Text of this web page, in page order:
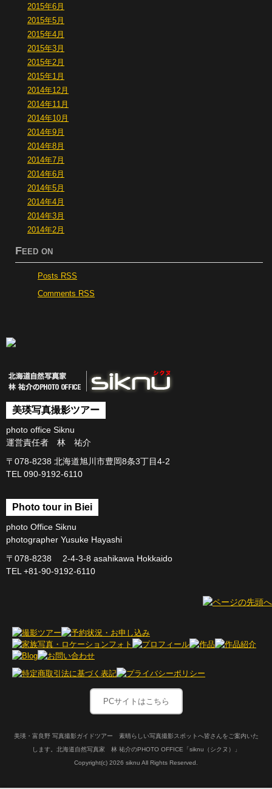
2015年6月
2015年5月
2015年4月
2015年3月
2015年2月
2015年1月
2014年12月
2014年11月
2014年10月
2014年9月
2014年8月
2014年7月
2014年6月
2014年5月
2014年4月
2014年3月
2014年2月
Feed on
Posts RSS
Comments RSS
美瑛写真撮影ツアー
photo office Siknu
運営責任者 林 祐介
〒078-8238 北海道旭川市豊岡8条3丁目4-2
TEL 090-9192-6110
Photo tour in Biei
photo Office Siknu
photographer Yusuke Hayashi
〒078-8238 2-4-3-8 asahikawa Hokkaido
TEL +81-90-9192-6110
PCサイトはこちら
美瑛・富良野 写真撮影ガイドツアー 素晴らしい写真撮影スポットへ皆さんをご案内いた
します。北海道自然写真家 林 祐介のPHOTO OFFICE「siknu（シクヌ）」
Copyright(c) 2026 siknu All Rights Reserved.